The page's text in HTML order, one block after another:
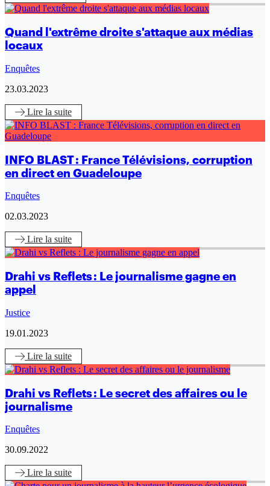
Quand l'extrême droite s'attaque aux médias
locaux
Enquêtes
23.03.2023
Lire la suite
INFO BLAST : France Télévisions, corruption
en direct en Guadeloupe
Enquêtes
02.03.2023
Lire la suite
Drahi vs Reflets : Le journalisme gagne en
appel
Justice
19.01.2023
Lire la suite
Drahi vs Reflets : Le secret des affaires ou le
journalisme
Enquêtes
30.09.2022
Lire la suite